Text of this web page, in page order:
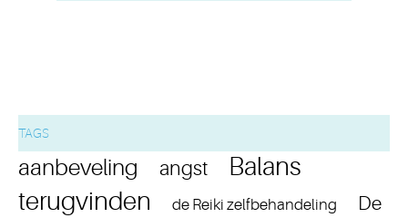
TAGS
aanbeveling angst
Balans
terugvinden
de Reiki zelfbehandeling
De